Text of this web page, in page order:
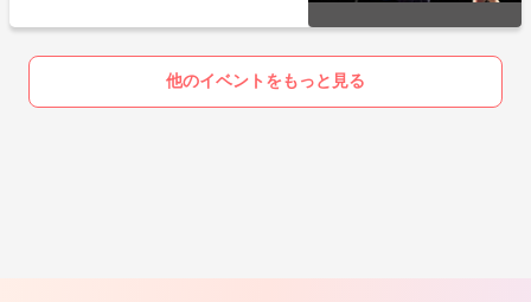
他のイベントをもっと見る